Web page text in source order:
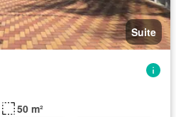
Suite
50 m²